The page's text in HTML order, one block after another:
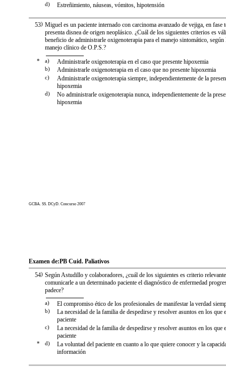
d) Estreñimiento, náuseas, vómitos, hipotensión
)
53 Miguel es un paciente internado con carcinoma avanzado de vejiga, en fase
presenta disnea de origen neoplásico. ¿Cuál de los siguientes criterios es
beneficio de administrarle oxigenoterapia para el manejo sintomático, según
manejo clínico de O.P.S.?
* a) Administrarle oxigenoterapia en el caso que presente hipoxemia
b) Administrarle oxigenoterapia en el caso que no presente hipoxemia
c)
Administrarle oxigenoterapia siempre, independientemente de la
hipoxemia
d)
No administrarle oxigenoterapia nunca, independientemente de la
hipoxemia
GCBA. SS. DCyD. Concurso 2007
Examen de:PB Cuid. Paliativos
)
54 Según Astudillo y colaboradores, ¿cuál de los siguientes es criterio
comunicarle a un determinado paciente el diagnóstico de enfermedad
padece?
a) El compromiso ético de los profesionales de manifestar la verdad
b)
La necesidad de la familia de despedirse y resolver asuntos en los que
paciente
c)
La necesidad de la familia de despedirse y resolver asuntos en los que
paciente
* d)
La voluntad del paciente en cuanto a lo que quiere conocer y la
información